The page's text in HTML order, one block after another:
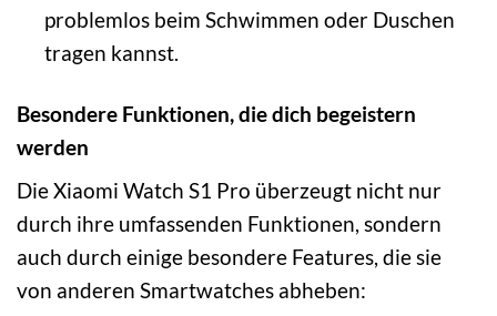
problemlos beim Schwimmen oder Duschen
tragen kannst.
Besondere Funktionen, die dich begeistern
werden
Die Xiaomi Watch S1 Pro überzeugt nicht nur
durch ihre umfassenden Funktionen, sondern
auch durch einige besondere Features, die sie
von anderen Smartwatches abheben: